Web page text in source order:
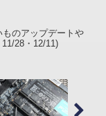
ものアップデートや
28・12/11)